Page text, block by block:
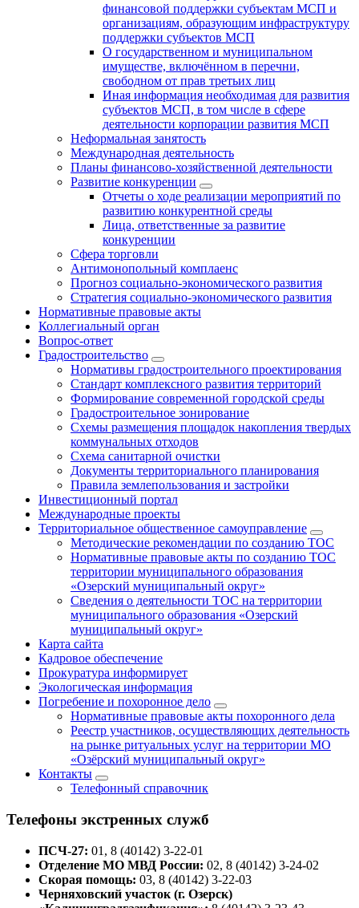
финансовой поддержки субъектам МСП и
организациям, образующим инфраструктуру
поддержки субъектов МСП
О государственном и муниципальном
имуществе, включённом в перечни,
свободном от прав третьих лиц
Иная информация необходимая для развития
субъектов МСП, в том числе в сфере
деятельности корпорации развития МСП
Неформальная занятость
Международная деятельность
Планы финансово-хозяйственной деятельности
Развитие конкуренции
Отчеты о ходе реализации мероприятий по
развитию конкурентной среды
Лица, ответственные за развитие
конкуренции
Сфера торговли
Антимонопольный комплаенс
Прогноз социально-экономического развития
Стратегия социально-экономического развития
Нормативные правовые акты
Коллегиальный орган
Вопрос-ответ
Градостроительство
Нормативы градостроительного проектирования
Стандарт комплексного развития территорий
Формирование современной городской среды
Градостроительное зонирование
Схемы размещения площадок накопления твердых
коммунальных отходов
Схема санитарной очистки
Документы территориального планирования
Правила землепользования и застройки
Инвестиционный портал
Международные проекты
Территориальное общественное самоуправление
Методические рекомендации по созданию ТОС
Нормативные правовые акты по созданию ТОС
территории муниципального образования
«Озерский муниципальный округ»
Сведения о деятельности ТОС на территории
муниципального образования «Озерский
муниципальный округ»
Карта сайта
Кадровое обеспечение
Прокуратура информирует
Экологическая информация
Погребение и похоронное дело
Нормативные правовые акты похоронного дела
Реестр участников, осуществляющих деятельность
на рынке ритуальных услуг на территории МО
«Озёрский муниципальный округ»
Контакты
Телефонный справочник
Телефоны экстренных служб
ПСЧ-27: 01, 8 (40142) 3-22-01
Отделение МО МВД России: 02, 8 (40142) 3-24-02
Скорая помощь: 03, 8 (40142) 3-22-03
Черняховский участок (г. Озерск)